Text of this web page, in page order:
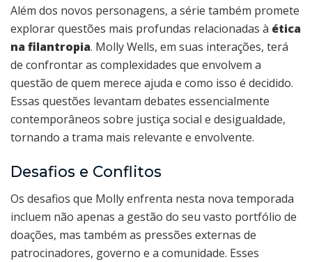
Além dos novos personagens, a série também promete
explorar questões mais profundas relacionadas à ética
na filantropia. Molly Wells, em suas interações, terá
de confrontar as complexidades que envolvem a
questão de quem merece ajuda e como isso é decidido.
Essas questões levantam debates essencialmente
contemporâneos sobre justiça social e desigualdade,
tornando a trama mais relevante e envolvente.
Desafios e Conflitos
Os desafios que Molly enfrenta nesta nova temporada
incluem não apenas a gestão do seu vasto portfólio de
doações, mas também as pressões externas de
patrocinadores, governo e a comunidade. Esses